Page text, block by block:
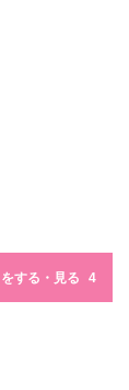
する・見る